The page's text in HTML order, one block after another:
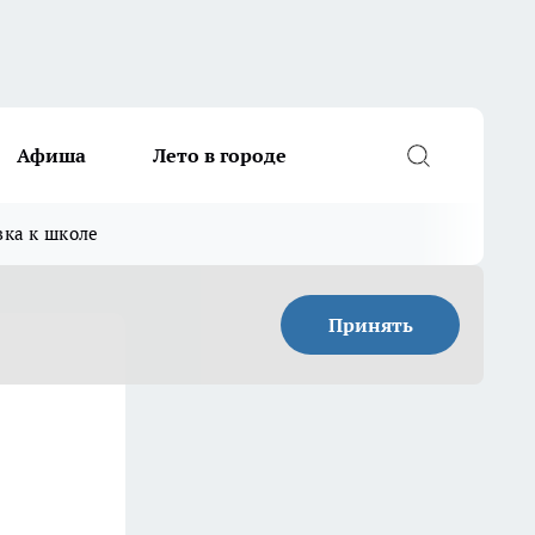
Афиша Лето в городе
к школе
Принять